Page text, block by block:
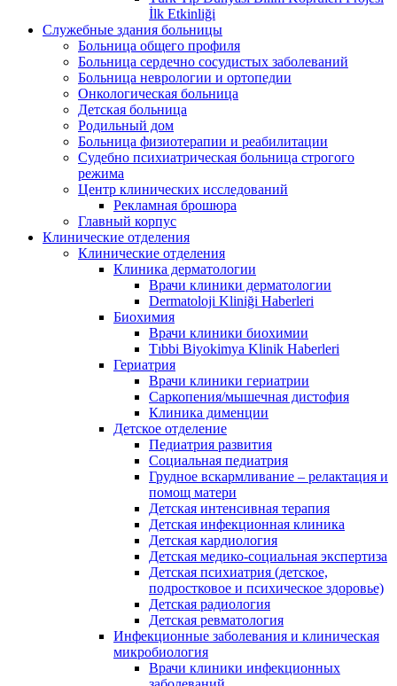
İlk Etkinliği
Служебные здания больницы
Больница общего профиля
Больница сердечно сосудистых заболеваний
Больница неврологии и ортопедии
Онкологическая больница
Детская больница
Родильный дом
Больница физиотерапии и реабилитации
Судебно психиатрическая больница строгого
режима
Центр клинических исследований
Рекламная брошюра
Главный корпус
Клинические отделения
Клинические отделения
Клиника дерматологии
Врачи клиники дерматологии
Dermatoloji Kliniği Haberleri
Биохимия
Врачи клиники биохимии
Tıbbi Biyokimya Klinik Haberleri
Гериатрия
Врачи клиники гериатрии
Саркопения/мышечная дистофия
Клиника дименции
Детское отделение
Педиатрия развития
Социальная педиатрия
Грудное вскармливание – релактация и
помощ матери
Детская интенсивная терапия
Детская инфекционная клиника
Детская кардиология
Детская медико-социальная экспертиза
Детская психиатрия (детское,
подростковое и психическое здоровье)
Детская радиология
Детская ревматология
Инфекционные заболевания и клиническая
микробиология
Врачи клиники инфекционных